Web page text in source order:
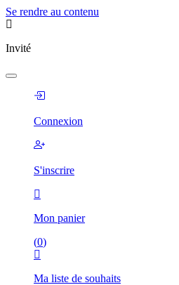
Se rendre au contenu
Invité
Connexion
S'inscrire
Mon panier
(0)
Ma liste de souhaits